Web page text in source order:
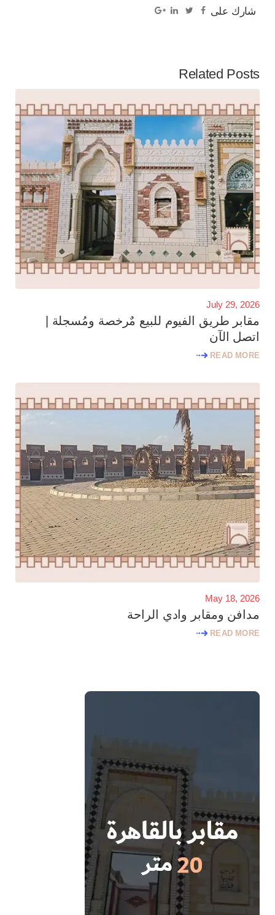
شارك على
Related Posts
July 29, 2026
مقابر طريق الفيوم للبيع مٌرخصة ومُسجلة |
اتصل الآن
READ MORE
May 18, 2026
مدافن ومقابر وادي الراحة
READ MORE